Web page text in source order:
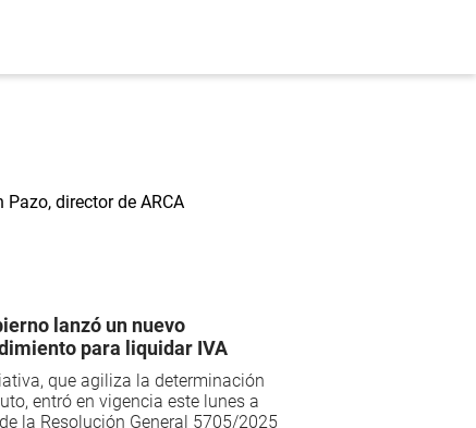
lanzó un nuevo
para liquidar IVA
que agiliza la determinación
entró en vigencia este lunes a
la Resolución General 5705/2025